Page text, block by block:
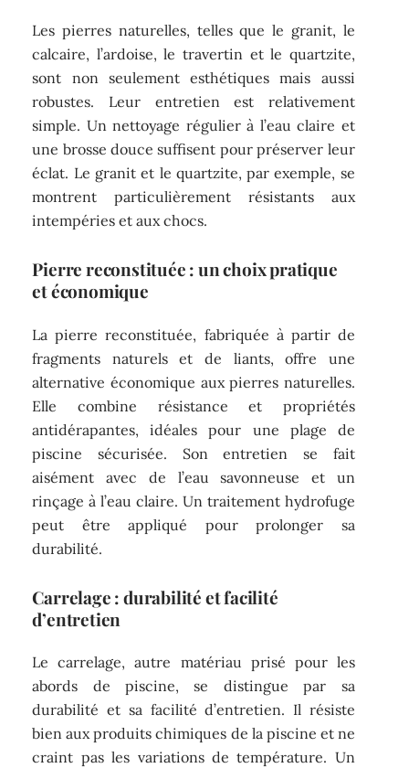
Les pierres naturelles, telles que le granit, le
calcaire, l’ardoise, le travertin et le quartzite,
sont non seulement esthétiques mais aussi
robustes. Leur entretien est relativement
simple. Un nettoyage régulier à l’eau claire et
une brosse douce suffisent pour préserver leur
éclat. Le granit et le quartzite, par exemple, se
montrent particulièrement résistants aux
intempéries et aux chocs.
Pierre reconstituée : un choix pratique
et économique
La pierre reconstituée, fabriquée à partir de
fragments naturels et de liants, offre une
alternative économique aux pierres naturelles.
Elle combine résistance et propriétés
antidérapantes, idéales pour une plage de
piscine sécurisée. Son entretien se fait
aisément avec de l’eau savonneuse et un
rinçage à l’eau claire. Un traitement hydrofuge
peut être appliqué pour prolonger sa
durabilité.
Carrelage : durabilité et facilité
d’entretien
Le carrelage, autre matériau prisé pour les
abords de piscine, se distingue par sa
durabilité et sa facilité d’entretien. Il résiste
bien aux produits chimiques de la piscine et ne
craint pas les variations de température. Un